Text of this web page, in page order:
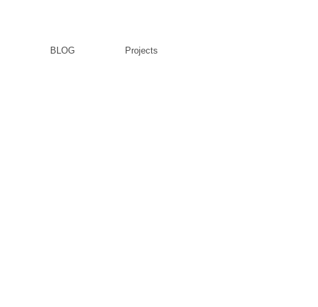
BLOG Projects